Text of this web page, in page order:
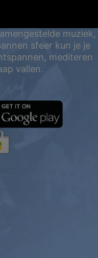
muziek,
sfeer kun je je
mediteren
vallen.